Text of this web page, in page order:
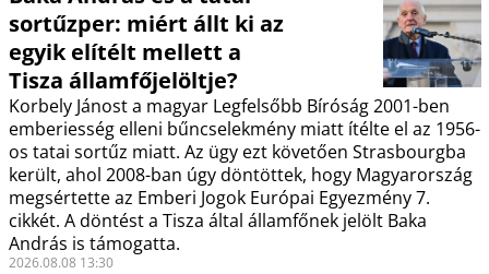
sortűzper: miért állt ki az
egyik elítélt mellett a
Tisza államfőjelöltje?
Korbely Jánost a magyar Legfelsőbb Bíróság 2001-ben
emberiesség elleni bűncselekmény miatt ítélte el az 1956-
os tatai sortűz miatt. Az ügy ezt követően Strasbourgba
került, ahol 2008-ban úgy döntöttek, hogy Magyarország
megsértette az Emberi Jogok Európai Egyezmény 7.
cikkét. A döntést a Tisza által államfőnek jelölt Baka
András is támogatta.
2026.08.08 13:30